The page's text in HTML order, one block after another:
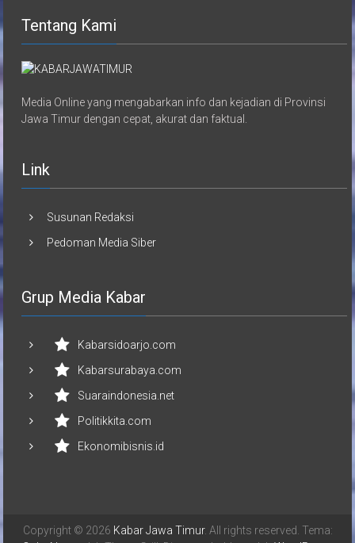
Tentang Kami
Media Online yang mengabarkan info dan kejadian di Provinsi
Jawa Timur dengan cepat, akurat dan faktual.
Link
Susunan Redaksi
Pedoman Media Siber
Grup Media Kabar
Kabarsidoarjo.com
Kabarsurabaya.com
Suaraindonesia.net
Politikkita.com
Ekonomibisnis.id
Copyright © 2026 Kabar Jawa Timur. All rights reserved. Tema: